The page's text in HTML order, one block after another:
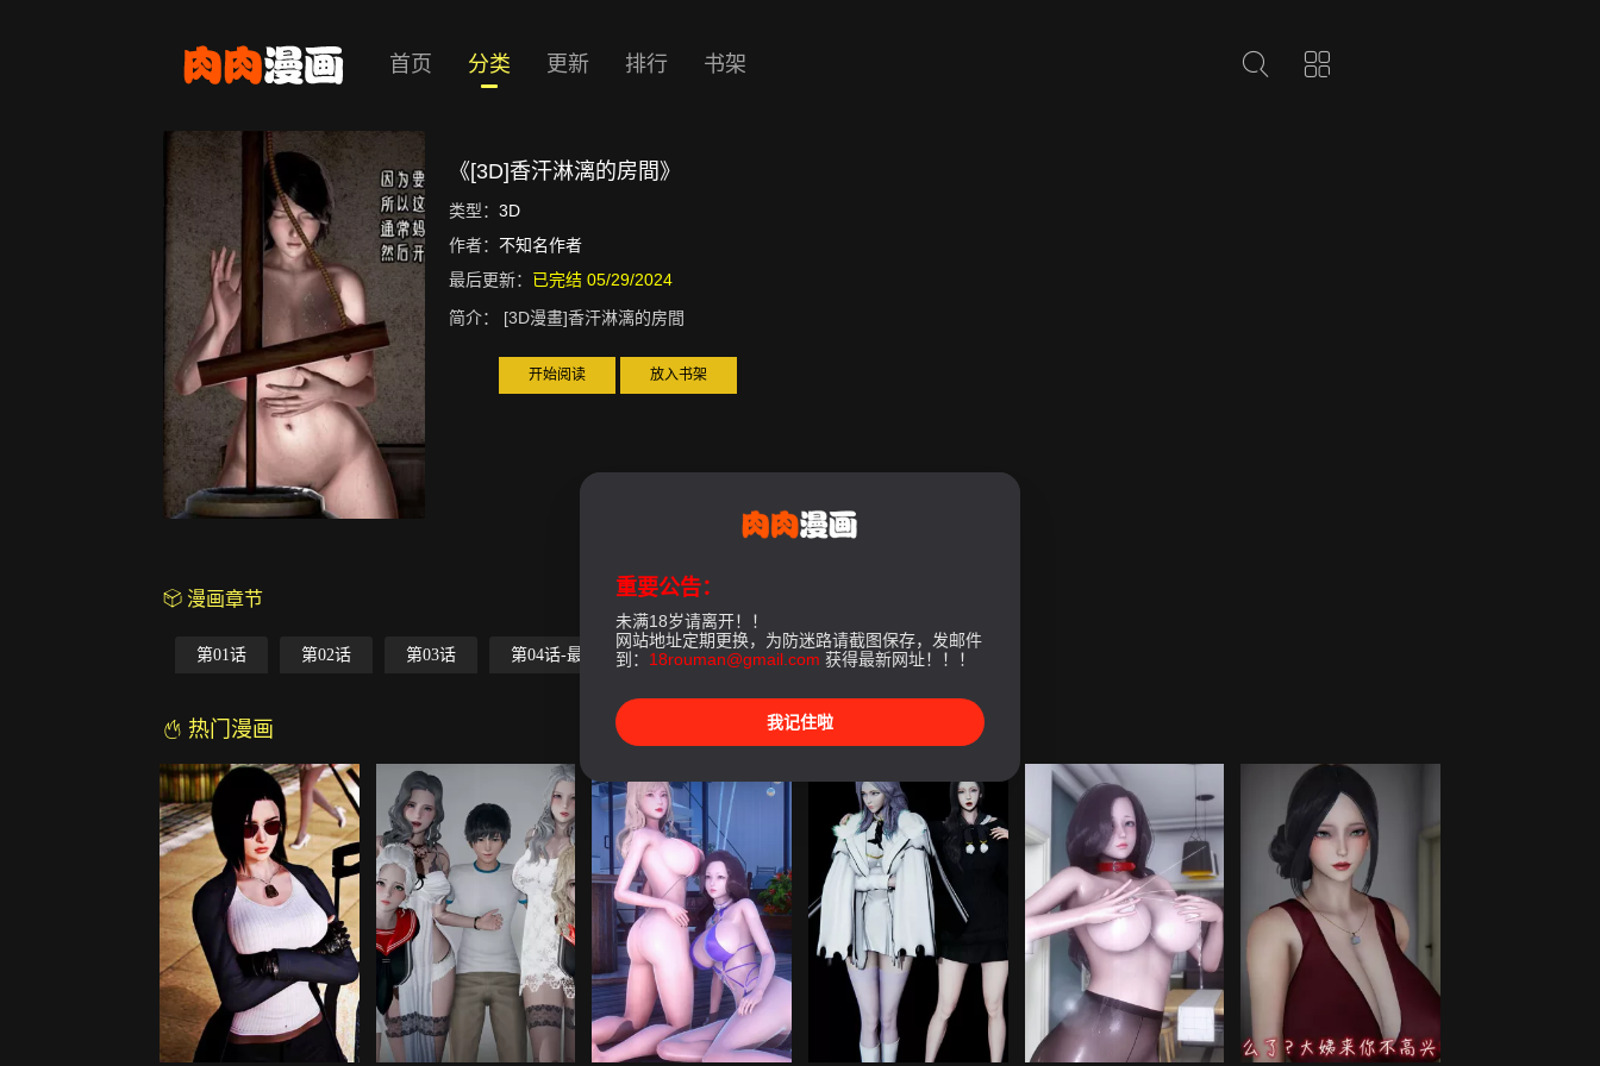
首页 分类 更新 排行 书架
《[3D]香汗淋漓的房間》
类型： 3D
作者： 不知名作者
最后更新： 已完结 05/29/2024
简介：
[3D漫畫]香汗淋漓的房間
开始阅读 放入书架
漫画章节
第01话 第02话 第03话 第04话-最終話
热门漫画
重要公告：
未满18岁请离开！！
网站地址定期更换，为防迷路请截图保存，发邮件
到： 18rouman@gmail.com 获得最新网址！！！
我记住啦